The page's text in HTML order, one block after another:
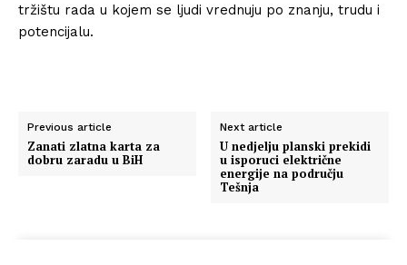
tržištu rada u kojem se ljudi vrednuju po znanju, trudu i
potencijalu.
Previous article
Zanati zlatna karta za
dobru zaradu u BiH
Next article
U nedjelju planski prekidi
u isporuci električne
energije na području
Tešnja